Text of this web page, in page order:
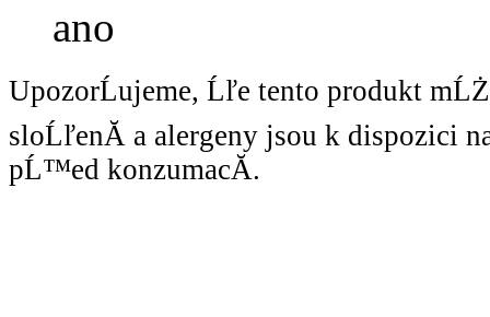
ano
UpozorĹujeme, Ĺľe tento produkt
sloĹľenĂ­ a alergeny jsou k dispozici
pĹ™ed konzumacĂ­.